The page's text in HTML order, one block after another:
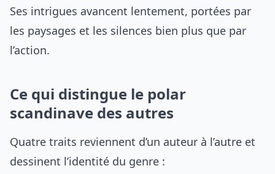
Ses intrigues avancent lentement, portées par
les paysages et les silences bien plus que par
l’action.
Ce qui distingue le polar
scandinave des autres
Quatre traits reviennent d’un auteur à l’autre et
dessinent l’identité du genre :